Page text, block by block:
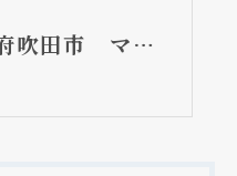
大阪府吹田市 マンションのレンジフード取替リフォーム工事 ブーツ型